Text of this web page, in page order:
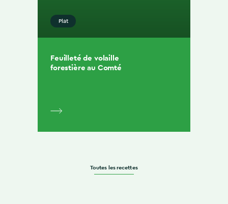
Plat
Feuilleté de volaille
forestière au Comté
Toutes les recettes